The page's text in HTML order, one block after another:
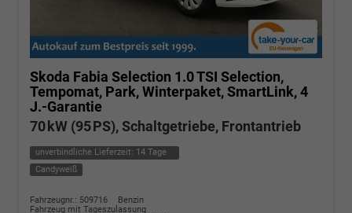
Skoda Fabia Selection 1.0 TSI Selection,
Tempomat, Park, Winterpaket, SmartLink, 4
J.-Garantie
70 kW (95 PS), Schaltgetriebe, Frontantrieb
unverbindliche Lieferzeit: 14 Tage
Candyweiß
Fahrzeugnr.: 509716
Benzin
Fahrzeug mit Tageszulassung